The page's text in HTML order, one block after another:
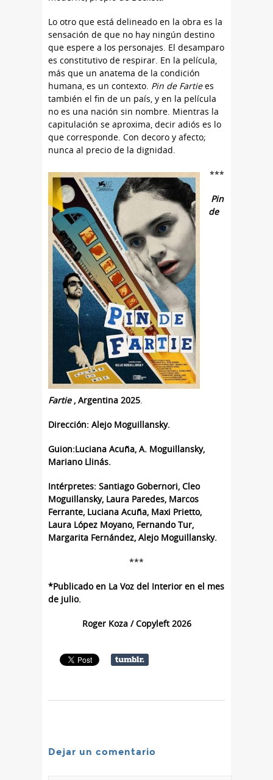
Lo otro que está delineado en la obra es la
sensación de que no hay ningún destino
que espere a los personajes. El desamparo
es constitutivo de respirar. En la película,
más que un anatema de la condición
humana, es un contexto. Pin de Fartiees
también el fin de un país, y en la película
no es una nación sin nombre. Mientras la
capitulación se aproxima, decir adiós es lo
que corresponde. Con decoro y afecto;
nunca al precio de la dignidad.
***
Pin
de
Fartie, Argentina 2025
Dirección: Alejo Moguillansky.
Guion:Luciana Acuña, A. Moguillansky,
Mariano Llinás.
Intérpretes: Santiago Gobernori, Cleo
Moguillansky, Laura Paredes, Marcos
Ferrante, Luciana Acuña, Maxi Prietto,
Laura López Moyano, Fernando Tur,
Margarita Fernández, Alejo Moguillansky.
***
*Publicado en La Voz del Interior en el mes
de julio.
Roger Koza / Copyleft 2026
Dejar un comentario